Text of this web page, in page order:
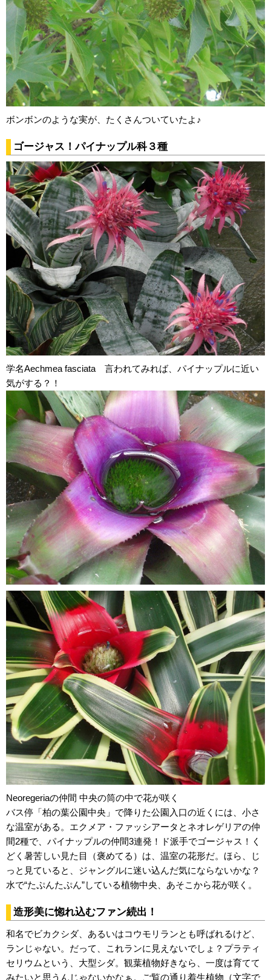
ボンボンのような実が、たくさんついていたよ♪
ゴージャス！パイナップル科３種
学名Aechmea fasciata 言われてみれば、パイナップルに近い
気がする？！
Neoregeriaの仲間 中央の筒の中で花が咲く
バス停「柏の葉公園中央」で降りた公園入口の近くには、小さ
な温室がある。エクメア・ファッシアータとネオレゲリアの仲
間2種で、パイナップルの仲間3連発！ド派手でゴージャス！く
どく暑苦しい見た目（褒めてる）は、温室の花形だ。ほら、じ
っと見ていると、ジャングルに迷い込んだ気にならないかな？
水で“たぷんたぷん”している植物中央、あそこから花が咲く。
造形美に惚れ込むファン続出！
和名でビカクシダ、あるいはコウモリランとも呼ばれるけど、
ランじゃない。だって、これランに見えないでしょ？プラティ
セリウムという、大型シダ。観葉植物好きなら、一度は育てて
みたいと思うんじゃないかなぁ。ご覧の通り着生植物（文字で